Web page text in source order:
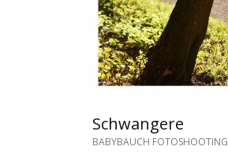
Schwangere
BABYBAUCH FOTOSHOOTING